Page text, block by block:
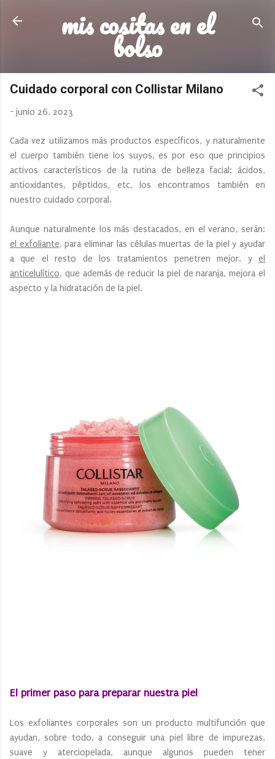
Ir al contenido principal
mis cositas en el
bolso
Cuidado corporal con Collistar Milano
- junio 26, 2023
Cada vez utilizamos más productos específicos, y naturalmente
el cuerpo también tiene los suyos, es por eso que principios
activos característicos de la rutina de belleza facial: ácidos,
antioxidantes, péptidos, etc, los encontramos también en
nuestro cuidado corporal.
Aunque naturalmente los más destacados, en el verano, serán:
el exfoliante, para eliminar las células muertas de la piel y ayudar
a que el resto de los tratamientos penetren mejor, y el
anticelulítico, que además de reducir la piel de naranja, mejora el
aspecto y la hidratación de la piel.
El primer paso para preparar nuestra piel
Los exfoliantes corporales son un producto multifunción que
ayudan, sobre todo, a conseguir una piel libre de impurezas,
suave y aterciopelada, aunque algunos pueden tener